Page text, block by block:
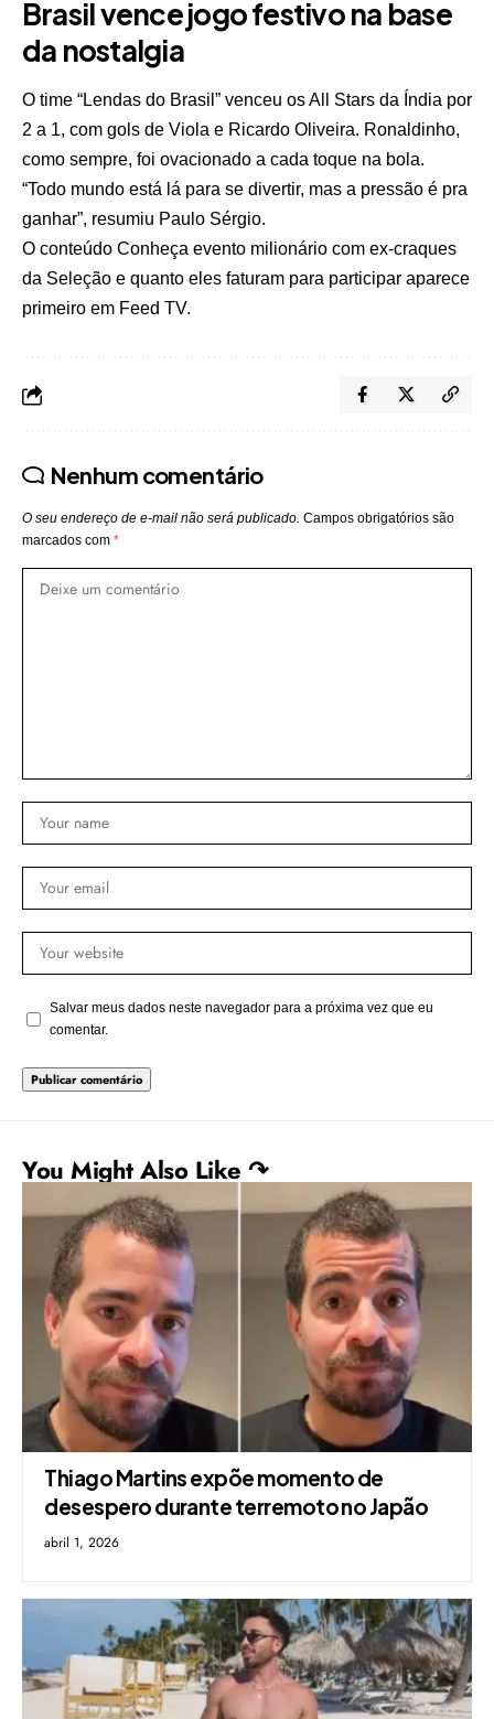
Brasil vence jogo festivo na base
da nostalgia
O time “Lendas do Brasil” venceu os All Stars da Índia por
2 a 1, com gols de Viola e Ricardo Oliveira. Ronaldinho,
como sempre, foi ovacionado a cada toque na bola.
“Todo mundo está lá para se divertir, mas a pressão é pra
ganhar”, resumiu Paulo Sérgio.
O conteúdo Conheça evento milionário com ex-craques
da Seleção e quanto eles faturam para participar aparece
primeiro em Feed TV.
Nenhum comentário
O seu endereço de e-mail não será publicado. Campos obrigatórios são
marcados com *
Salvar meus dados neste navegador para a próxima vez que eu
comentar.
You Might Also Like ↷
Thiago Martins expõe momento de
desespero durante terremoto no Japão
abril 1, 2026